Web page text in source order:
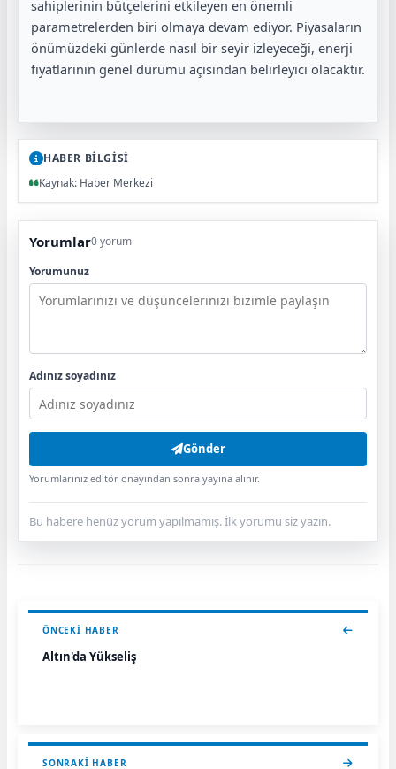
sahiplerinin bütçelerini etkileyen en önemli
parametrelerden biri olmaya devam ediyor. Piyasaların
önümüzdeki günlerde nasıl bir seyir izleyeceği, enerji
fiyatlarının genel durumu açısından belirleyici olacaktır.
HABER BİLGİSİ
Kaynak: Haber Merkezi
Yorumlar0 yorum
Yorumunuz
Adınız soyadınız
Gönder
Yorumlarınız editör onayından sonra yayına alınır.
Bu habere henüz yorum yapılmamış. İlk yorumu siz yazın.
ÖNCEKI HABER
Altın'da Yükseliş
SONRAKI HABER